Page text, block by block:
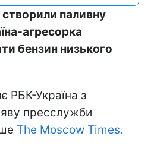
створили паливну
агресорка
бензин низького
РБК-Україна з
пресслужби
The Moscow Times.